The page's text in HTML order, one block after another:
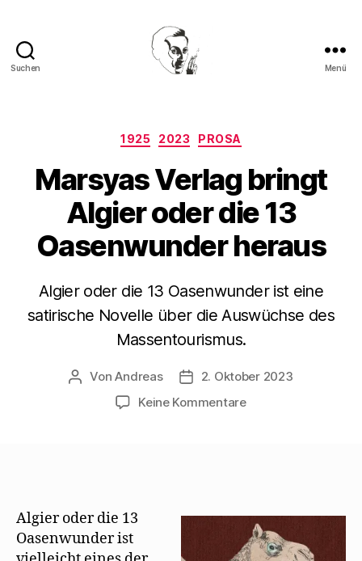
Suchen Menü
Kategorien
1925 2023 PROSA
Marsyas Verlag bringt
Algier oder die 13
Oasenwunder heraus
Algier oder die 13 Oasenwunder ist eine
satirische Novelle über die Auswüchse des
Massentourismus.
Beitragsautor
VonAndreas Beitragsdatum
2. Oktober 2023
Keine Kommentarezu
13
Oasenwunder
Algier oder die 13
Oasenwunder ist